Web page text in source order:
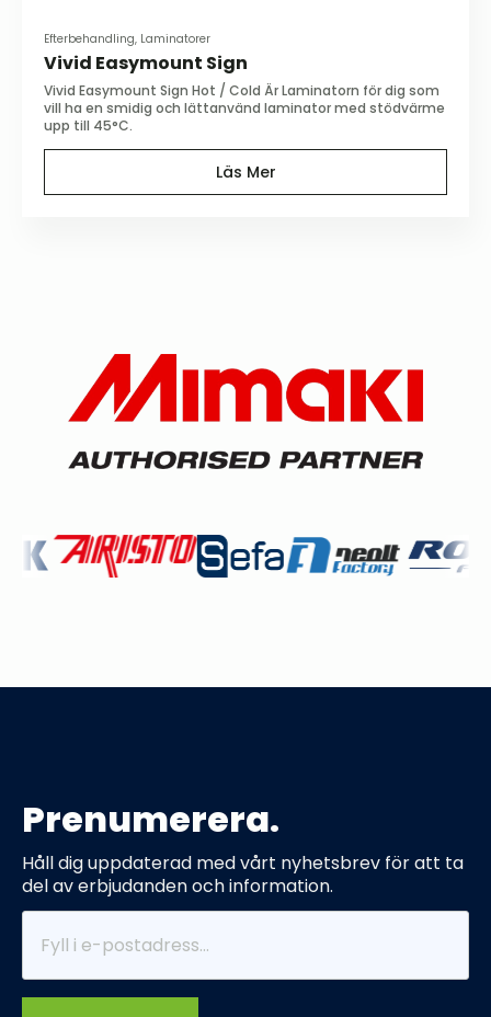
Efterbehandling, Laminatorer
Vivid Easymount Sign
Vivid Easymount Sign Hot / Cold Är Laminatorn för dig som
vill ha en smidig och lättanvänd laminator med stödvärme
upp till 45°C.
Läs Mer
Prenumerera.
Håll dig uppdaterad med vårt nyhetsbrev för att ta
del av erbjudanden och information.